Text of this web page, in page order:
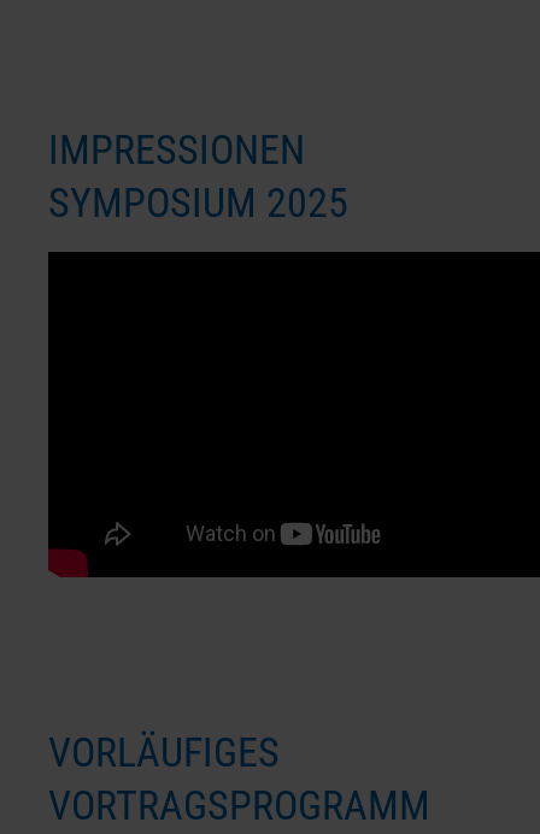
IMPRESSIONEN
SYMPOSIUM 2025
VORLÄUFIGES
VORTRAGSPROGRAMM